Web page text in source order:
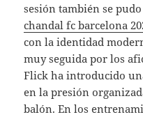
sesión también se
chandal fc barcelona
con la identidad
muy seguida por los
Flick ha introducido
en la presión
balón. En los